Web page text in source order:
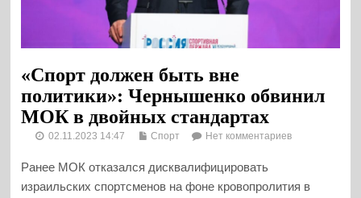
«Спорт должен быть вне
политики»: Чернышенко обвинил
МОК в двойных стандартах
02.11.2023 14:47 Спорт Нет комментариев
Ранее МОК отказался дисквалифицировать
израильских спортсменов на фоне кровопролития в